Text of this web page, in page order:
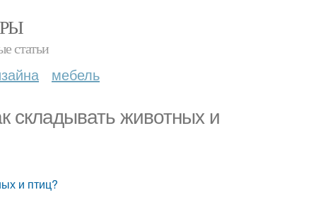
статьи
мебель
складывать животных и
и птиц?